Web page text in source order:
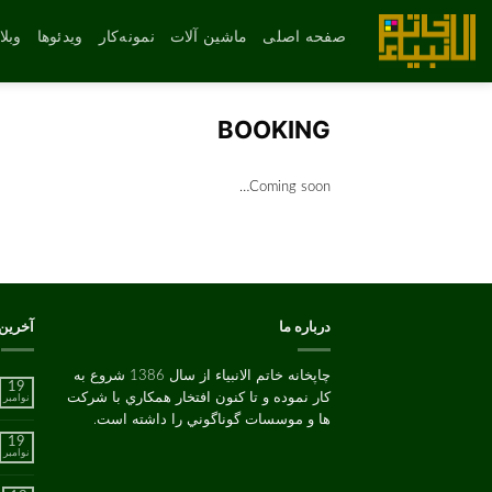
محتوا
صفحه اصلی ماشین آلات نمونه‌کار ویدئوها
BOOKING
Coming soon…
درباره ما
چاپخانه خاتم الانبیاء از سال 1386 شروع به
کار نموده و تا کنون افتخار همکاري با شرکت
ها و موسسات گوناگوني را داشته است.
19
نوامبر
19
نوامبر